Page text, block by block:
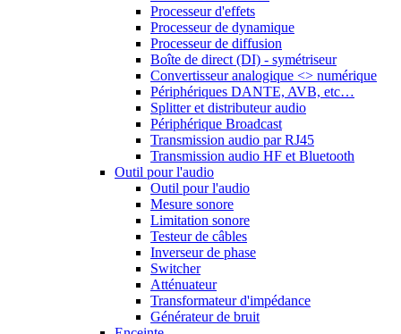
Processeur d'effets
Processeur de dynamique
Processeur de diffusion
Boîte de direct (DI) - symétriseur
Convertisseur analogique <> numérique
Périphériques DANTE, AVB, etc…
Splitter et distributeur audio
Périphérique Broadcast
Transmission audio par RJ45
Transmission audio HF et Bluetooth
Outil pour l'audio
Outil pour l'audio
Mesure sonore
Limitation sonore
Testeur de câbles
Inverseur de phase
Switcher
Atténuateur
Transformateur d'impédance
Générateur de bruit